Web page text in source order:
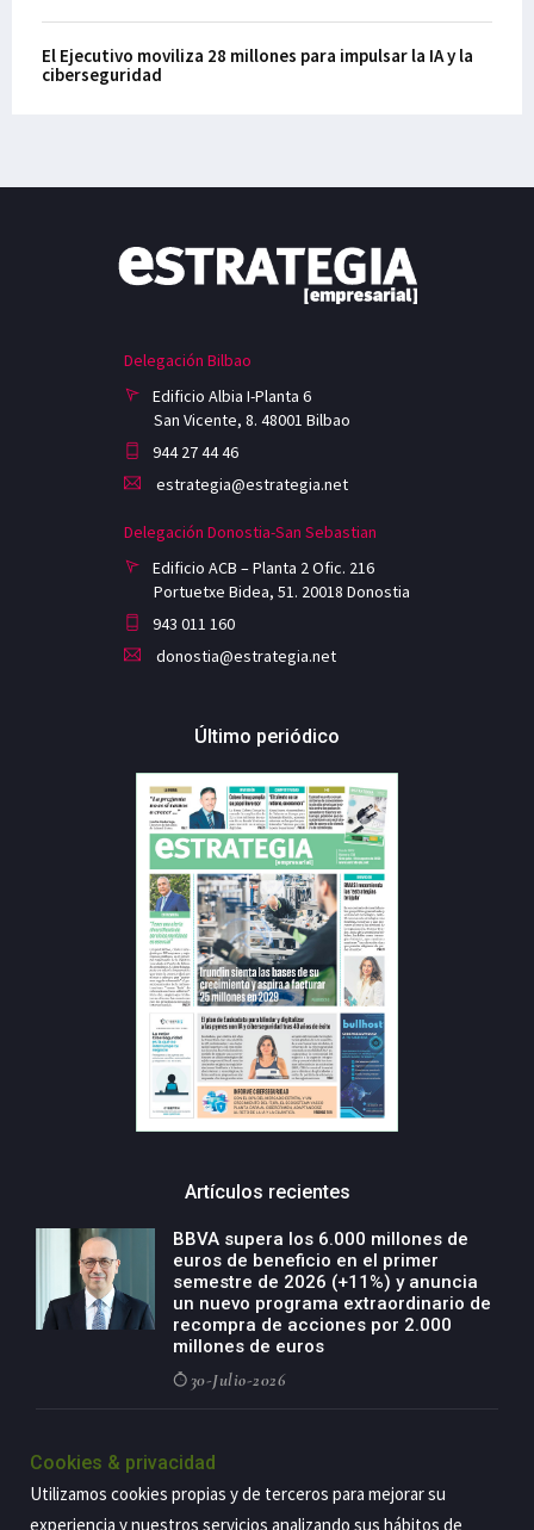
El Ejecutivo moviliza 28 millones para impulsar la IA y la
ciberseguridad
Delegación Bilbao
Edificio Albia I-Planta 6
San Vicente, 8. 48001 Bilbao
944 27 44 46
estrategia@estrategia.net
Delegación Donostia-San Sebastian
Edificio ACB – Planta 2 Ofic. 216
Portuetxe Bidea, 51. 20018 Donostia
943 011 160
donostia@estrategia.net
Último periódico
Artículos recientes
BBVA supera los 6.000 millones de
euros de beneficio en el primer
semestre de 2026 (+11%) y anuncia
un nuevo programa extraordinario de
recompra de acciones por 2.000
millones de euros
30-Julio-2026
negocio agro con un modelo global
países
Cookies & privacidad
Utilizamos cookies propias y de terceros para mejorar su
experiencia y nuestros servicios analizando sus hábitos de